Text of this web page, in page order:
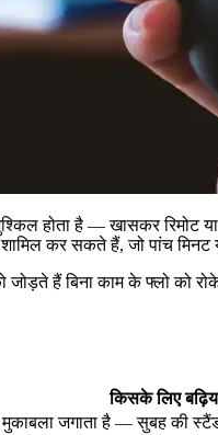
होता है — खासकर रिमोट
शामिल कर सकते हैं, जो पांच
हैं बिना काम के फ्लो
किसके लिए
मुकाबला जगाता है — सुबह की